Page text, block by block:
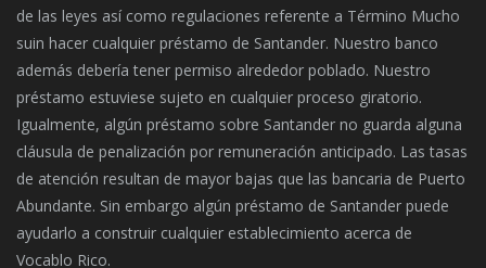
de las leyes así­ como regulaciones referente a Término Mucho
suin hacer cualquier préstamo de Santander. Nuestro banco
además debería tener permiso alrededor poblado. Nuestro
préstamo estuviese sujeto en cualquier proceso giratorio.
Igualmente, algún préstamo sobre Santander no guarda alguna
cláusula de penalización por remuneración anticipado. Las tasas
de atención resultan de mayor bajas que las bancaria de Puerto
Abundante. Sin embargo algún préstamo de Santander puede
ayudarlo a construir cualquier establecimiento acerca de
Vocablo Rico.